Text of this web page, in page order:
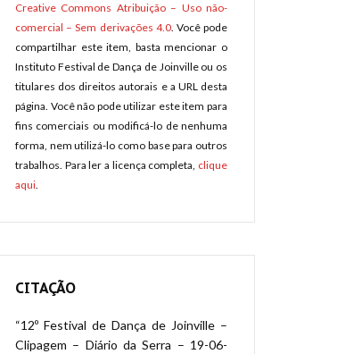
Creative Commons Atribuição – Uso não-
comercial – Sem derivações 4.0. Você pode
compartilhar este item, basta mencionar o
Instituto Festival de Dança de Joinville ou os
titulares dos direitos autorais e a URL desta
página. Você não pode utilizar este item para
fins comerciais ou modificá-lo de nenhuma
forma, nem utilizá-lo como base para outros
trabalhos. Para ler a licença completa, clique
aqui.
CITAÇÃO
“12º Festival de Dança de Joinville –
Clipagem – Diário da Serra – 19-06-